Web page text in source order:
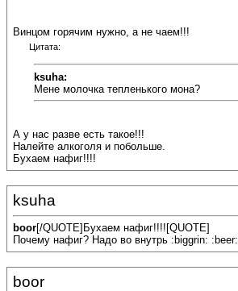
Винцом горячим нужно, а не чаем!!!
Цитата:
ksuha:
Мене молочка тепленького мона?
А у нас разве есть такое!!!
Налейте алкоголя и побольше.
Бухаем нафиг!!!!
ksuha
boor[/QUOTE]Бухаем нафиг!!!![QUOTE]
Почему нафиг? Надо во внутрь :biggrin: :beer:
boor